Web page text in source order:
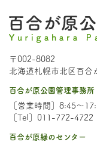
〒002-8082
北海道札幌市北区百合
百合が原公園管理事務所
［営業時間］8:45～
［Tel］011-772-4722
百合が原緑のセンター